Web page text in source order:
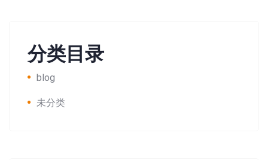
分类目录
blog
未分类